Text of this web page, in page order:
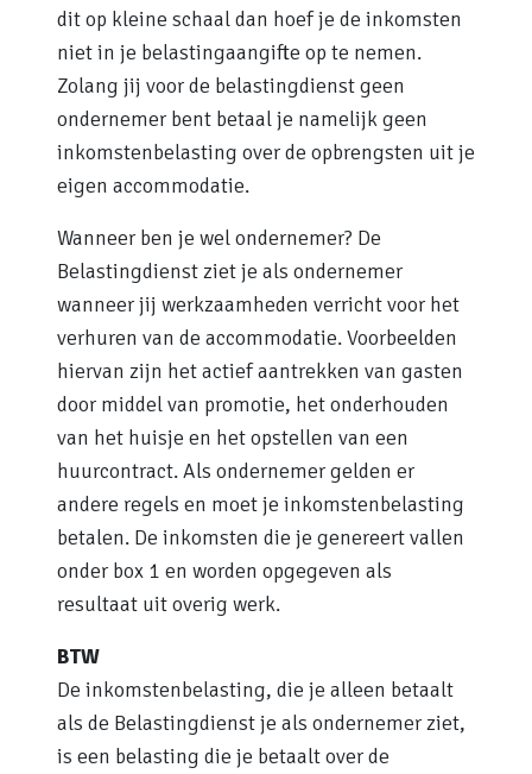
dit op kleine schaal dan hoef je de inkomsten
niet in je belastingaangifte op te nemen.
Zolang jij voor de belastingdienst geen
ondernemer bent betaal je namelijk geen
inkomstenbelasting over de opbrengsten uit je
eigen accommodatie.
Wanneer ben je wel ondernemer? De
Belastingdienst ziet je als ondernemer
wanneer jij werkzaamheden verricht voor het
verhuren van de accommodatie. Voorbeelden
hiervan zijn het actief aantrekken van gasten
door middel van promotie, het onderhouden
van het huisje en het opstellen van een
huurcontract. Als ondernemer gelden er
andere regels en moet je inkomstenbelasting
betalen. De inkomsten die je genereert vallen
onder box 1 en worden opgegeven als
resultaat uit overig werk.
BTW
De inkomstenbelasting, die je alleen betaalt
als de Belastingdienst je als ondernemer ziet,
is een belasting die je betaalt over de